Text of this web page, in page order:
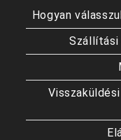
Hogyan